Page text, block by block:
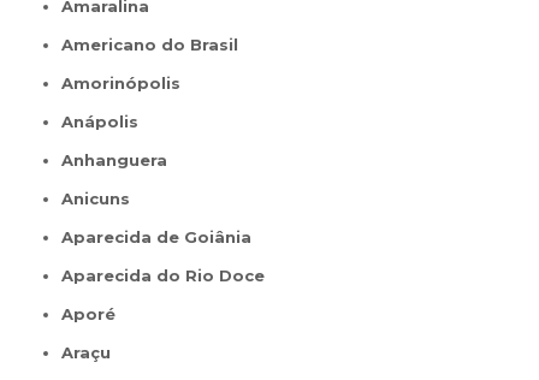
Amaralina
Americano do Brasil
Amorinópolis
Anápolis
Anhanguera
Anicuns
Aparecida de Goiânia
Aparecida do Rio Doce
Aporé
Araçu